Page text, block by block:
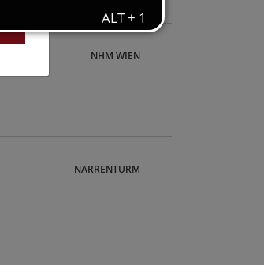
NHM WIEN
NARRENTURM